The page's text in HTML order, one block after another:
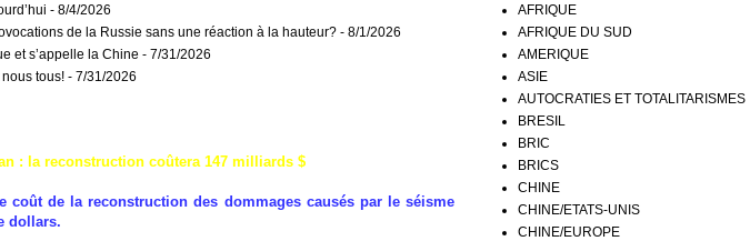
- 8/4/2026
de la Russie sans une réaction à la hauteur? - 8/1/2026
et s’appelle la Chine - 7/31/2026
tous! - 7/31/2026
: la reconstruction coûtera 147 milliards $
de la reconstruction des dommages causés par le séisme
dollars.
AFRIQUE
AFRIQUE DU SUD
AMERIQUE
ASIE
AUTOCRATIES ET TOTALITARISMES
BRESIL
BRIC
BRICS
CHINE
CHINE/ETATS-UNIS
CHINE/EUROPE